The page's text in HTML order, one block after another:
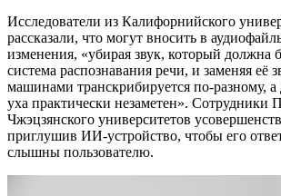
Исследователи из Калифорнийского
рассказали, что могут вносить в
изменения, «убирая звук, который должна
система распознавания речи, и заменяя её
машинами транскрибируется по-разному, а
уха практически незаметен». Сотрудники
Чжэцзянского университетов
приглушив ИИ-устройство, чтобы его
слышны пользователю.